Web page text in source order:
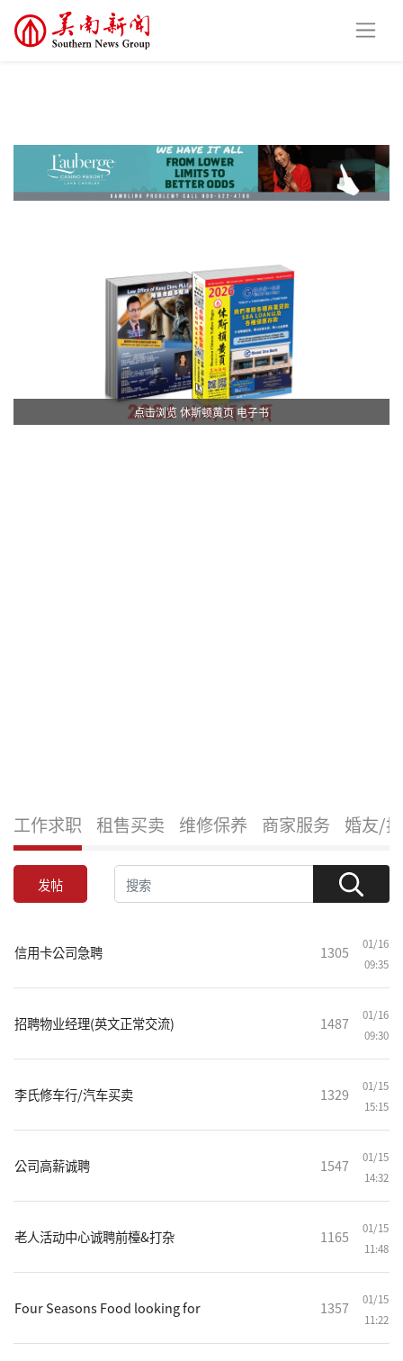
点击浏览 休斯顿黄页 电子书
工作求职 租售买卖 维修保养 商家服务 婚友/
发帖
信用卡公司急聘 1305
01/16
09:35
招聘物业经理(英文正常交流) 1487
01/16
09:30
李氏修车行/汽车买卖 1329
01/15
15:15
公司高薪诚聘 1547
01/15
14:32
老人活动中心诚聘前檯&打杂 1165
01/15
11:48
Four Seasons Food looking for 1357
01/15
11:22